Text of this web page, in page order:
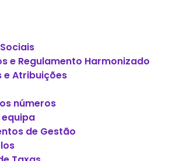
e Regulamento Harmonizado
e Atribuições
números
equipa
de Gestão